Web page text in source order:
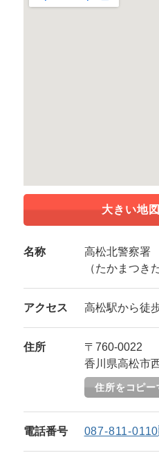
大きい地
名称
高松北警察署
（たかまつき
アクセス 高松駅から徒
住所
〒760-0022
香川県高松市
住所をコピー
電話番号 087-811-